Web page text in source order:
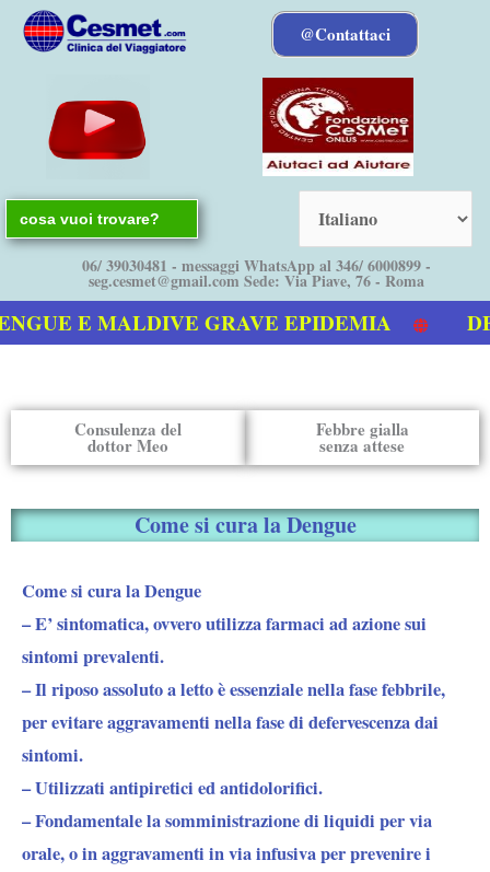
@Contattaci
Search
for:
06/ 39030481 - messaggi WhatsApp al 346/ 6000899 -
seg.cesmet@gmail.com Sede: Via Piave, 76 - Roma
E MALDIVE GRAVE EPIDEMIA
Consulenza del
dottor Meo
Febbre gialla
senza attese
Come si cura la Dengue
Come si cura la Dengue
– E’ sintomatica, ovvero utilizza farmaci ad azione sui
sintomi prevalenti.
– Il riposo assoluto a letto è essenziale nella fase febbrile,
per evitare aggravamenti nella fase di defervescenza dai
sintomi.
– Utilizzati antipiretici ed antidolorifici.
– Fondamentale la somministrazione di liquidi per via
orale, o in aggravamenti in via infusiva per prevenire i